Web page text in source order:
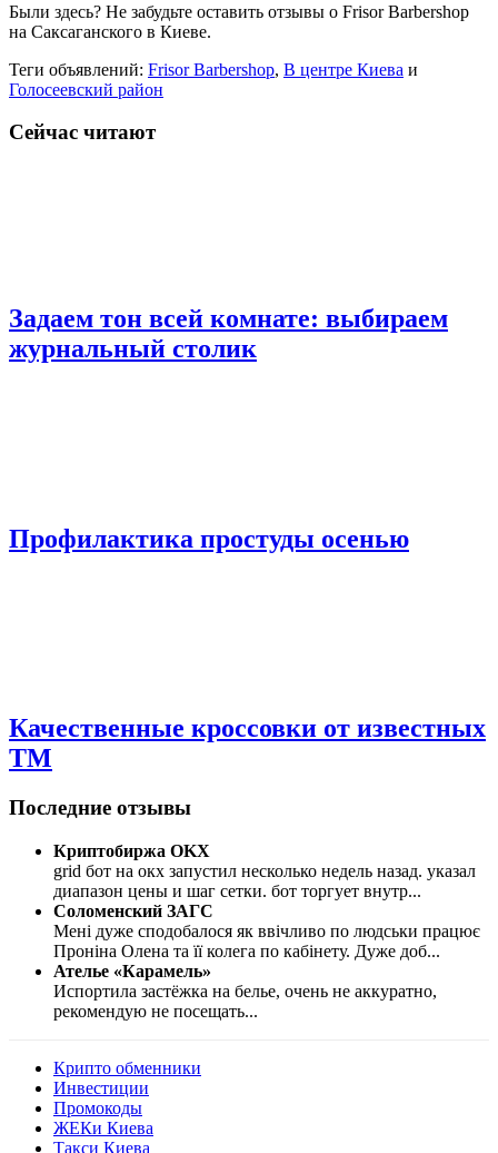
Были здесь? Не забудьте оставить отзывы о Frisor Barbershop
на Саксаганского в Киеве.
Теги объявлений: Frisor Barbershop, В центре Киева и
Голосеевский район
Сейчас читают
Задаем тон всей комнате: выбираем
журнальный столик
Профилактика простуды осенью
Качественные кроссовки от известных
ТМ
Последние отзывы
Криптобиржа OKX
grid бот на окх запустил несколько недель назад. указал
диапазон цены и шаг сетки. бот торгует внутр...
Соломенский ЗАГС
Мені дуже сподобалося як ввічливо по людськи працює
Проніна Олена та її колега по кабінету. Дуже доб...
Ателье «Карамель»
Испортила застёжка на белье, очень не аккуратно,
рекомендую не посещать...
Крипто обменники
Инвестиции
Промокоды
ЖЕКи Киева
Такси Киева